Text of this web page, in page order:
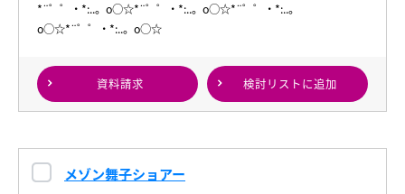
資料請求 検討リストに追加
*¨゜゜・*:..。o○☆*¨゜゜・*:..。o○☆*¨゜゜・*:..。
o○☆*¨゜゜・*:..。o○☆
メゾン舞子ショアー